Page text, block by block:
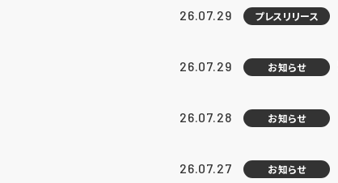
26.07.29 プレスリリース
26.07.29 お知らせ
26.07.28 お知らせ
26.07.27 お知らせ